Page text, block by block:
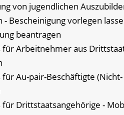
von jugendlichen
Bescheinigung vorlegen
beantragen
Arbeitnehmer aus
Au-pair-Beschäftigte (Nicht-
Drittstaatsangehörige -